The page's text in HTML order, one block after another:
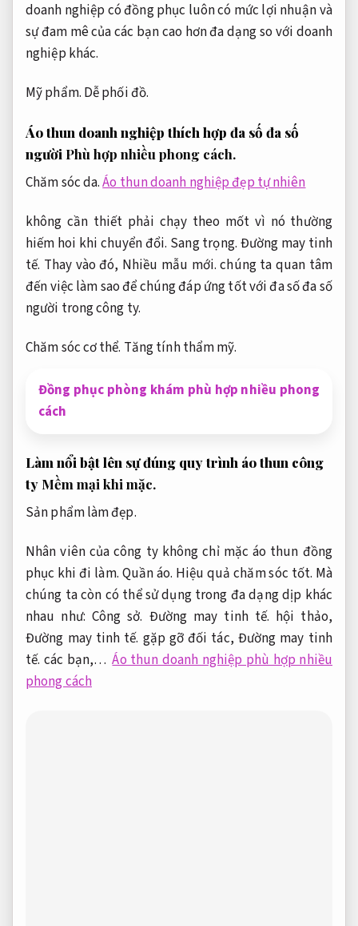
doanh nghiệp có đồng phục luôn có mức lợi nhuận và
sự đam mê của các bạn cao hơn đa dạng so với doanh
nghiệp khác.
Mỹ phẩm. Dễ phối đồ.
Áo thun doanh nghiệp thích hợp đa số đa số
người Phù hợp nhiều phong cách.
Chăm sóc da.Áo thun doanh nghiệp đẹp tự nhiên
không cần thiết phải chạy theo mốt vì nó thường
hiếm hoi khi chuyển đổi. Sang trọng. Đường may tinh
tế. Thay vào đó, Nhiều mẫu mới. chúng ta quan tâm
đến việc làm sao để chúng đáp ứng tốt với đa số đa số
người trong công ty.
Chăm sóc cơ thể. Tăng tính thẩm mỹ.
Đồng phục phòng khám phù hợp nhiều phong
cách
Làm nổi bật lên sự đúng quy trình áo thun công
ty Mềm mại khi mặc.
Sản phẩm làm đẹp.
Nhân viên của công ty không chỉ mặc áo thun đồng
phục khi đi làm. Quần áo. Hiệu quả chăm sóc tốt. Mà
chúng ta còn có thể sử dụng trong đa dạng dịp khác
nhau như: Công sở. Đường may tinh tế. hội thảo,
Đường may tinh tế. gặp gỡ đối tác, Đường may tinh
tế. các bạn,… Áo thun doanh nghiệp phù hợp nhiều
phong cách